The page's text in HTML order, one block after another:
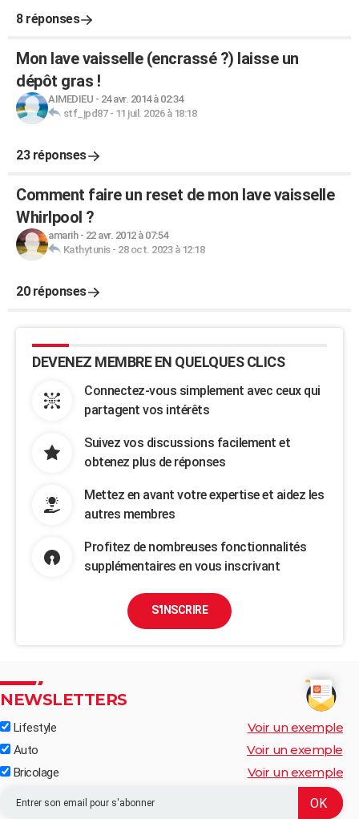
8 réponses
Mon lave vaisselle (encrassé ?) laisse un
dépôt gras !
AIMEDIEU - 24 avr. 2014 à 02:34
stf_jpd87- 11 juil. 2026 à 18:18
23 réponses
Comment faire un reset de mon lave vaisselle
Whirlpool ?
amarih- 22 avr. 2012 à 07:54
Kathytunis- 28 oct. 2023 à 12:18
20 réponses
DEVENEZ MEMBRE EN QUELQUES CLICS
Connectez-vous simplement avec ceux qui
partagent vos intérêts
Suivez vos discussions facilement et
obtenez plus de réponses
Mettez en avant votre expertise et aidez les
autres membres
Profitez de nombreuses fonctionnalités
supplémentaires en vous inscrivant
S'INSCRIRE
NEWSLETTERS
Lifestyle Voir un exemple
Auto Voir un exemple
Bricolage Voir un exemple